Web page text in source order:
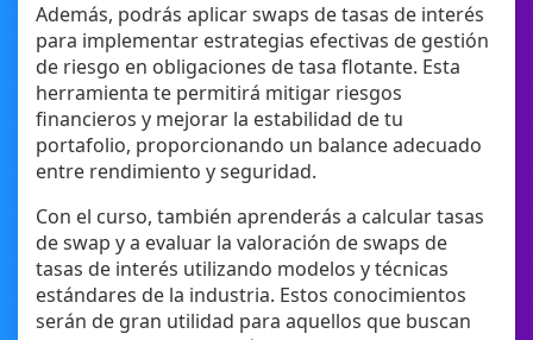
Además, podrás aplicar swaps de tasas de interés
para implementar estrategias efectivas de gestión
de riesgo en obligaciones de tasa flotante. Esta
herramienta te permitirá mitigar riesgos
financieros y mejorar la estabilidad de tu
portafolio, proporcionando un balance adecuado
entre rendimiento y seguridad.
Con el curso, también aprenderás a calcular tasas
de swap y a evaluar la valoración de swaps de
tasas de interés utilizando modelos y técnicas
estándares de la industria. Estos conocimientos
serán de gran utilidad para aquellos que buscan